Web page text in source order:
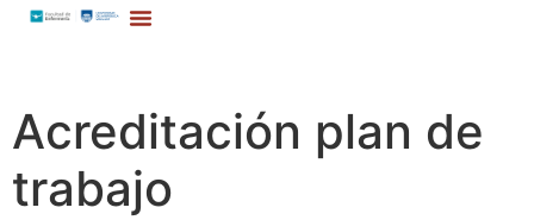
Acreditación plan de
trabajo